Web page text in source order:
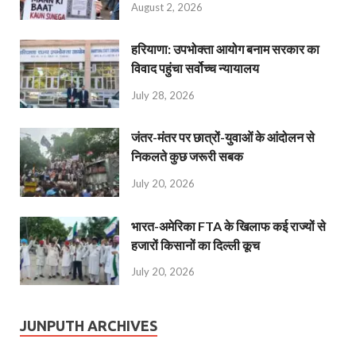
August 2, 2026
हरियाणा: उपभोक्ता आयोग बनाम सरकार का
विवाद पहुंचा सर्वोच्च न्यायालय
July 28, 2026
जंतर-मंतर पर छात्रों-युवाओं के आंदोलन से
निकलते कुछ जरूरी सबक
July 20, 2026
भारत-अमेरिका FTA के खिलाफ कई राज्यों से
हजारों किसानों का दिल्ली कूच
July 20, 2026
JUNPUTH ARCHIVES